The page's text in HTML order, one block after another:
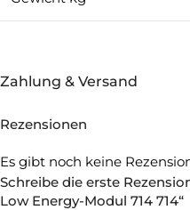
Zahlung & Versand
Rezensionen
Es gibt noch keine
Schreibe die erste
Low Energy-Modul 714 714“